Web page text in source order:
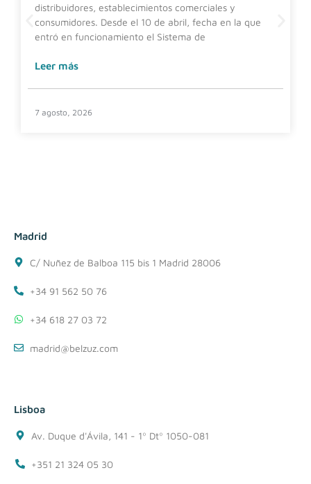
distribuidores, establecimientos comerciales y
consumidores. Desde el 10 de abril, fecha en la que
entró en funcionamiento el Sistema de
Leer más
7 agosto, 2026
Madrid
C/ Nuñez de Balboa 115 bis 1 Madrid 28006
+34 91 562 50 76
+34 618 27 03 72
madrid@belzuz.com
Lisboa
Av. Duque d'Ávila, 141 - 1º Dtº 1050-081
+351 21 324 05 30